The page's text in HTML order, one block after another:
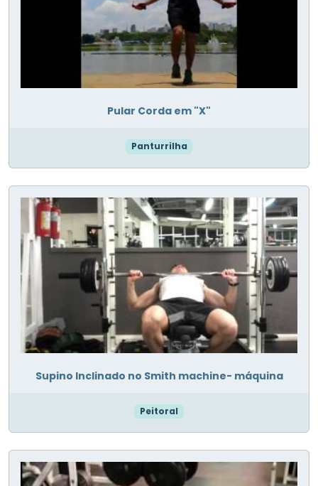
Pular Corda em "X"
Panturrilha
Supino Inclinado no Smith machine- máquina
Peitoral